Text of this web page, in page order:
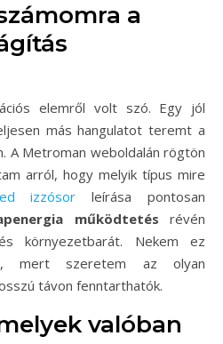
a
elemről volt szó. Egy jól
más hangulatot teremt a
A Metroman weboldalán rögtön
arról, hogy melyik típus mire
izzósor leírása pontosan
működtetés révén
környezetbarát. Nekem ez
mert szeretem az olyan
távon fenntarthatók.
valóban